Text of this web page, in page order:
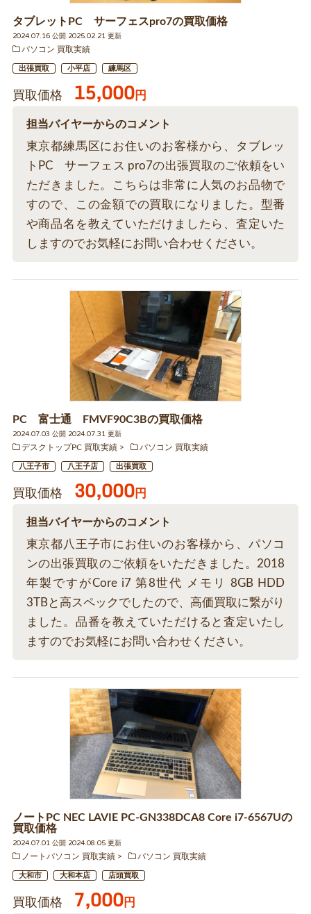
タブレットPC サーフェスpro7の買取価格
2024.07.16 公開 2025.02.21 更新
パソコン 買取実績
出張買取 小平店 練馬区
買取価格 15,000円
担当バイヤーからのコメント
東京都練馬区にお住いのお客様から、タブレッ
トPC サーフェス pro7の出張買取のご依頼をい
ただきました。こちらは非常に人気のお品物で
すので、この金額での買取になりました。型番
や商品名を教えていただけましたら、査定いた
しますのでお気軽にお問い合わせください。
PC 富士通 FMVF90C3Bの買取価格
2024.07.03 公開 2024.07.31 更新
デスクトップPC 買取実績
パソコン 買取実績
八王子市 八王子店 出張買取
買取価格 30,000円
担当バイヤーからのコメント
東京都八王子市にお住いのお客様から、パソコ
ンの出張買取のご依頼をいただきました。2018
年製ですがCore i7 第8世代 メモリ 8GB HDD
3TBと高スペックでしたので、高価買取に繋がり
ました。品番を教えていただけると査定いたし
ますのでお気軽にお問い合わせください。
ノートPC NEC LAVIE PC-GN338DCA8 Core i7-6567Uの
買取価格
2024.07.01 公開 2024.08.05 更新
ノートパソコン 買取実績
パソコン 買取実績
大和市 大和本店 店頭買取
買取価格 7,000円